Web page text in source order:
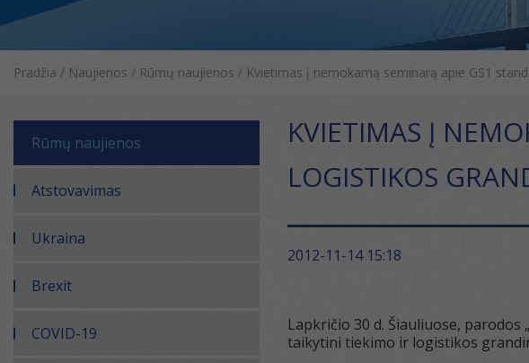
Pradžia / Naujienos / Rūmų naujienos / Kvietimas į nemokamą seminarą apie GS1
Rūmų naujienos
Atstovavimas
Ukraina
Brexit
COVID-19
KVIETIMAS Į
LOGISTIKOS
2012-11-14 15:18
Lapkričio 30 d. Šiauliuose,
taikytini tiekimo ir logistikos